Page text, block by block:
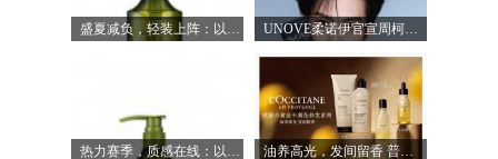
盛夏减负，轻装上阵：以臻品好物焕新生 UNOVE柔诺伊官宣周柯宇成为品牌护发代言
热力赛季，质感在线：以满分状态奔赴盛 油养高光，发间留香 普罗旺斯欧舒丹「黄